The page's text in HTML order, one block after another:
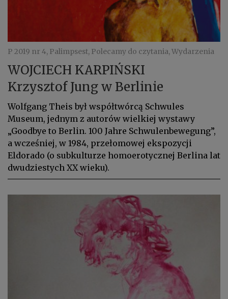
P 2019 nr 4, Palimpsest, Polecamy do czytania, Wydarzenia
WOJCIECH KARPIŃSKI
Krzysztof Jung w Berlinie
Wolfgang Theis był współtwórcą Schwules
Museum, jednym z autorów wielkiej wystawy
„Goodbye to Berlin. 100 Jahre Schwulenbewegung”,
a wcześniej, w 1984, przełomowej ekspozycji
Eldorado (o subkulturze homoerotycznej Berlina lat
dwudziestych XX wieku).